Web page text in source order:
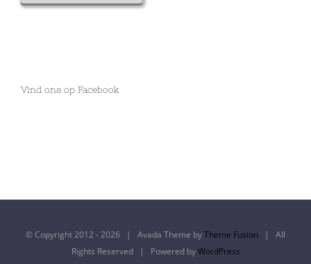
Vind ons op Facebook
© Copyright 2012 -2026 | Avada Theme byTheme Fusion | All
Rights Reserved | Powered byWordPress